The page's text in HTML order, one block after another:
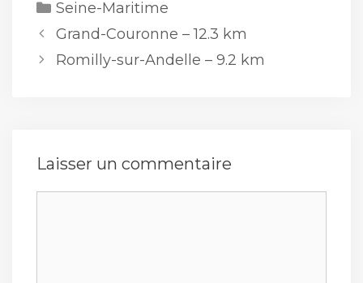
Catégories
Seine-Maritime
Grand-Couronne – 12.3 km
Romilly-sur-Andelle – 9.2 km
Laisser un commentaire